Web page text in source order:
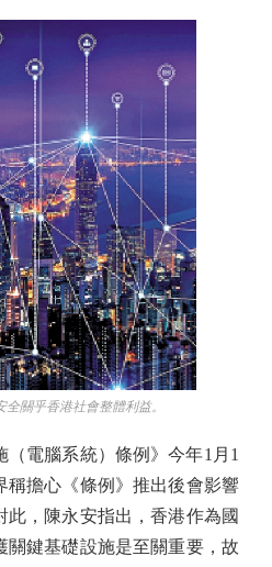
關乎香港社會整體利益。
電腦系統）條例》今年1月1
稱擔心《條例》推出後會影響
，陳永安指出，香港作為國
關鍵基礎設施是至關重要，故